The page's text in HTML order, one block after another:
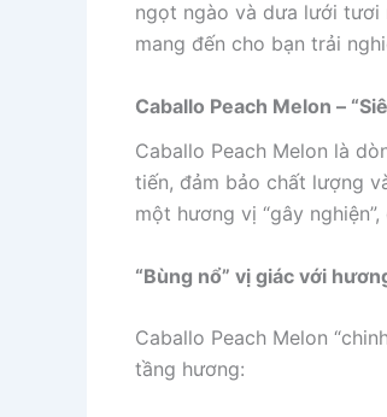
ngọt ngào và dưa lưới tươi
mang đến cho bạn trải
Caballo Peach Melon –
Caballo Peach Melon là
tiến, đảm bảo chất lượng
một hương vị “gây
“Bùng nổ” vị giác với
Caballo Peach Melon
tầng hương: